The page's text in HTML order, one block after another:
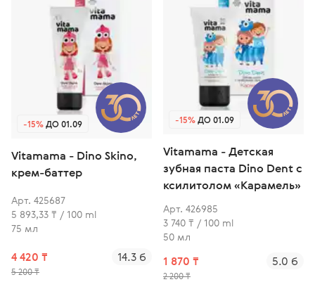
Завершён
Декабрь
Открой праздник!
Выбираем подарки
-15%ДО 01.09
Vitamama - Dino Skino,
крем-баттер
Арт. 425687
5 893,33 ₸ / 100 ml
75 мл
4 420 ₸
5 200 ₸
14.3 б
-15%ДО 01.09
Vitamama - Детская
зубная паста Dino Dent с
ксилитолом «Карамель»
Арт. 426985
3 740 ₸ / 100 ml
50 мл
1 870 ₸
2 200 ₸
5.0 б